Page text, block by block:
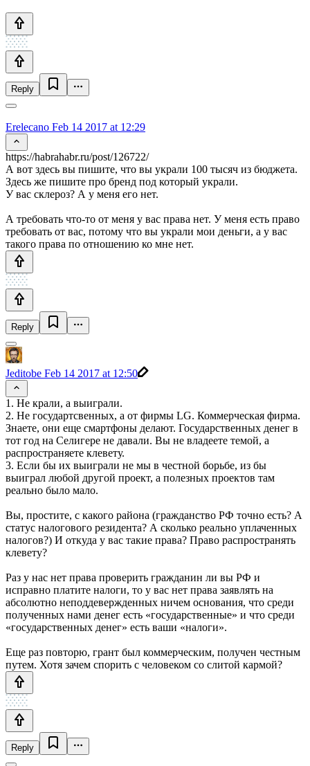
Reply
Erelecano Feb 14 2017 at 12:29
https://habrahabr.ru/post/126722/
А вот здесь вы пишите, что вы украли 100 тысяч из бюджета.
Здесь же пишите про бренд под который украли.
У вас склероз? А у меня его нет.
А требовать что-то от меня у вас права нет. У меня есть право
требовать от вас, потому что вы украли мои деньги, а у вас
такого права по отношению ко мне нет.
Reply
Jeditobe Feb 14 2017 at 12:50
1. Не крали, а выиграли.
2. Не государтсвенных, а от фирмы LG. Коммерческая фирма.
Знаете, они еще смартфоны делают. Государственных денег в
тот год на Селигере не давали. Вы не владеете темой, а
распространяете клевету.
3. Если бы их выиграли не мы в честной борьбе, из бы
выиграл любой другой проект, а полезных проектов там
реально было мало.
Вы, простите, с какого района (гражданство РФ точно есть? А
статус налогового резидента? А сколько реально уплаченных
налогов?) И откуда у вас такие права? Право распространять
клевету?
Раз у нас нет права проверить гражданин ли вы РФ и
исправно платите налоги, то у вас нет права заявлять на
абсолютно неподдевержденных ничем основания, что среди
полученных нами денег есть «государственные» и что среди
«государственных денег» есть ваши «налоги».
Еще раз повторю, грант был коммерческим, получен честным
путем. Хотя зачем спорить с человеком со слитой кармой?
Reply